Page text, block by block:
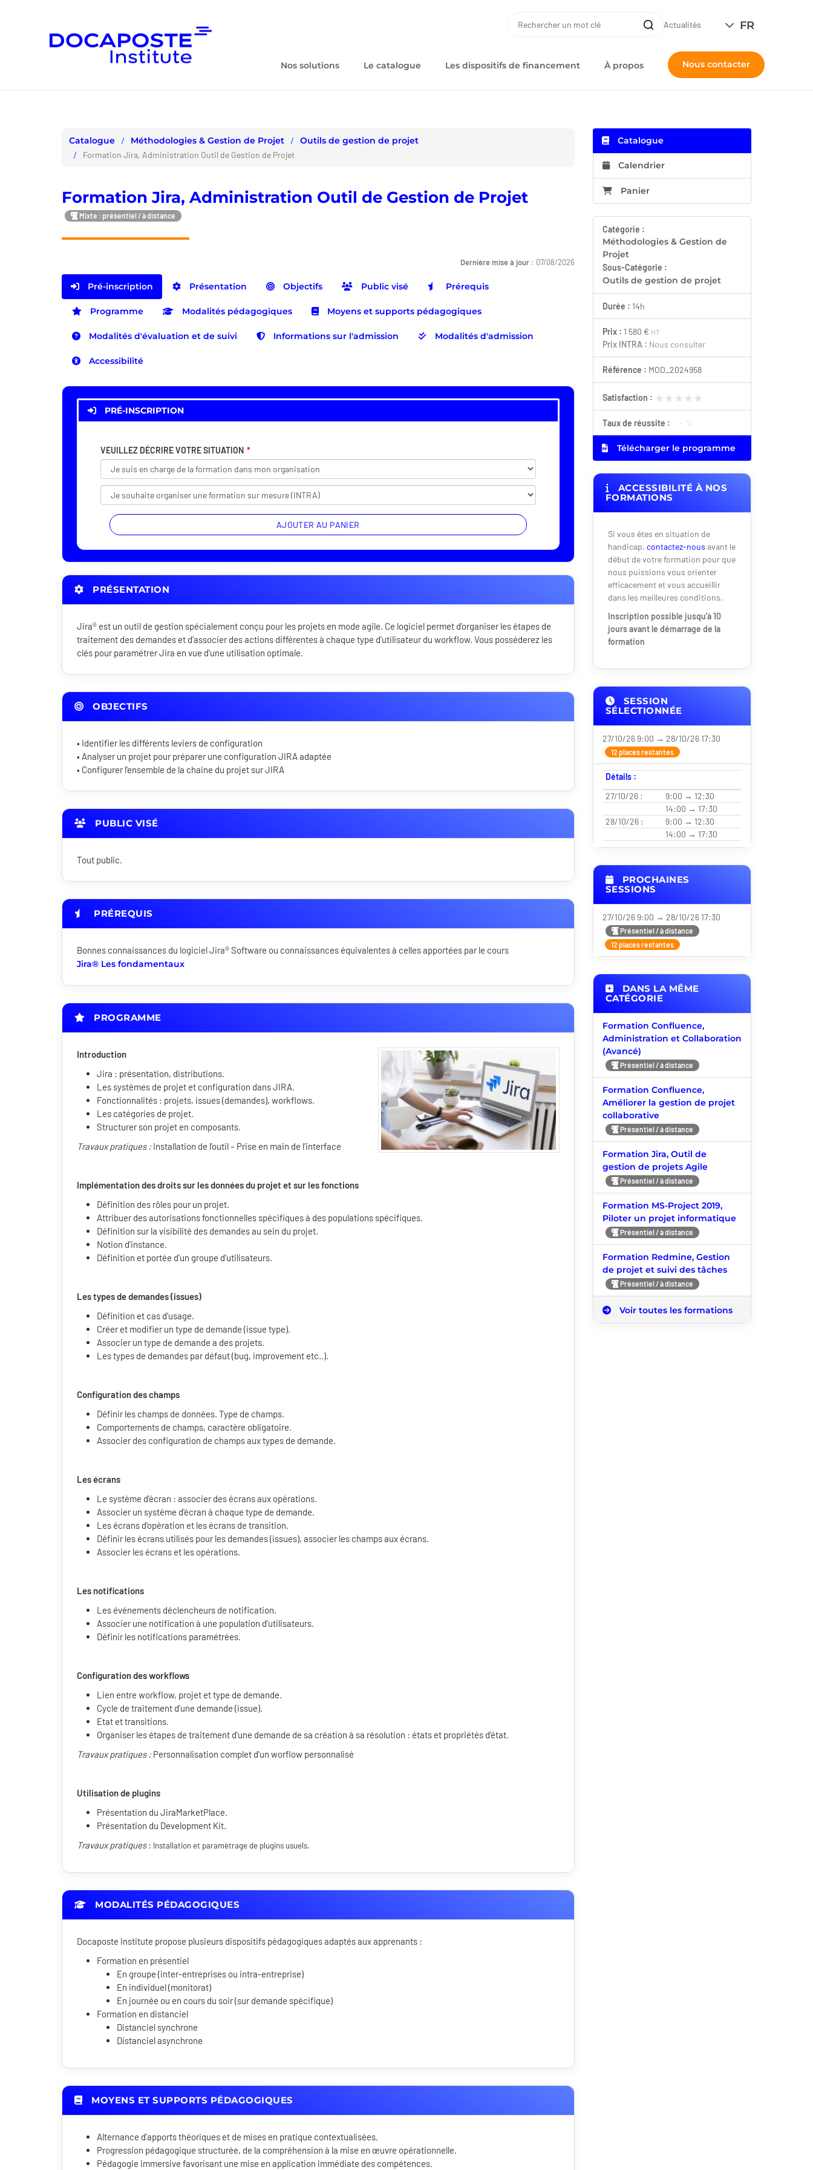
FR
RECHERCHE Recherche
Actualités
Nos solutions Le catalogue Les dispositifs de financement À propos Nous contacter
Catalogue Méthodologies & Gestion de Projet Outils de gestion de projet
Formation Jira, Administration Outil de Gestion de Projet
Formation Jira, Administration Outil de Gestion de Projet
Mixte : présentiel / à distance
Dernière mise à jour : 07/08/2026
Pré-inscription Présentation Objectifs Public visé Prérequis
Programme Modalités pédagogiques Moyens et supports pédagogiques
Modalités d'évaluation et de suivi Informations sur l'admission Modalités d'admission
Accessibilité
PRÉ-INSCRIPTION
VEUILLEZ DÉCRIRE VOTRE SITUATION
AJOUTER AU PANIER
PRÉSENTATION
Jira® est un outil de gestion spécialement conçu pour les projets en mode agile. Ce logiciel permet d'organiser les étapes de
traitement des demandes et d'associer des actions différentes à chaque type d'utilisateur du workflow. Vous posséderez les
clés pour paramétrer Jira en vue d'une utilisation optimale.
OBJECTIFS
• Identifier les différents leviers de configuration
• Analyser un projet pour préparer une configuration JIRA adaptée
• Configurer l'ensemble de la chaine du projet sur JIRA
PUBLIC VISÉ
Tout public.
PRÉREQUIS
Bonnes connaissances du logiciel Jira® Software ou connaissances équivalentes à celles apportées par le cours
Jira® Les fondamentaux
PROGRAMME
Introduction
Jira : présentation, distributions.
Les systèmes de projet et configuration dans JIRA.
Fonctionnalités : projets, issues (demandes), workflows.
Les catégories de projet.
Structurer son projet en composants.
Travaux pratiques : Installation de l'outil – Prise en main de l'interface
Implémentation des droits sur les données du projet et sur les fonctions
Définition des rôles pour un projet.
Attribuer des autorisations fonctionnelles spécifiques à des populations spécifiques.
Définition sur la visibilité des demandes au sein du projet.
Notion d'instance.
Définition et portée d'un groupe d'utilisateurs.
Les types de demandes (issues)
Définition et cas d'usage.
Créer et modifier un type de demande (issue type).
Associer un type de demande a des projets.
Les types de demandes par défaut (bug, improvement etc..).
Configuration des champs
Définir les champs de données. Type de champs.
Comportements de champs, caractère obligatoire.
Associer des configuration de champs aux types de demande.
Les écrans
Le système d'écran : associer des écrans aux opérations.
Associer un système d'écran à chaque type de demande.
Les écrans d'opération et les écrans de transition.
Définir les écrans utilisés pour les demandes (issues), associer les champs aux écrans.
Associer les écrans et les opérations.
Les notifications
Les événements déclencheurs de notification.
Associer une notification à une population d'utilisateurs.
Définir les notifications paramétrées.
Configuration des workflows
Lien entre workflow, projet et type de demande.
Cycle de traitement d'une demande (issue).
Etat et transitions.
Organiser les étapes de traitement d'une demande de sa création à sa résolution : états et propriétés d'état.
Travaux pratiques : Personnalisation complet d'un worflow personnalisé
Utilisation de plugins
Présentation du JiraMarketPlace.
Présentation du Development Kit.
Travaux pratiques: Installation et paramètrage de plugins usuels.
MODALITÉS PÉDAGOGIQUES
Docaposte Institute propose plusieurs dispositifs pédagogiques adaptés aux apprenants :
Formation en présentiel
En groupe (inter-entreprises ou intra-entreprise)
En individuel (monitorat)
En journée ou en cours du soir (sur demande spécifique)
Formation en distanciel
Distanciel synchrone
Distanciel asynchrone
MOYENS ET SUPPORTS PÉDAGOGIQUES
Alternance d'apports théoriques et de mises en pratique contextualisées.
Progression pédagogique structurée, de la compréhension à la mise en œuvre opérationnelle.
Pédagogie immersive favorisant une mise en application immédiate des compétences.
Catalogue
Calendrier
Panier
Catégorie :
Méthodologies & Gestion de
Projet
Sous-Catégorie :
Outils de gestion de projet
Durée : 14h
Prix : 1 580 € HT
Prix INTRA : Nous consulter
Référence : MOD_2024958
Satisfaction : ★★★★★
★★★★★
Taux de réussite : - %
Télécharger le programme
ACCESSIBILITÉ À NOS
FORMATIONS
Si vous êtes en situation de
handicap, contactez-nous avant le
début de votre formation pour que
nous puissions vous orienter
efficacement et vous accueillir
dans les meilleures conditions.
Inscription possible jusqu'à 10
jours avant le démarrage de la
formation
SESSION
SÉLECTIONNÉE
27/10/26 9:00 → 28/10/26 17:30
12 places restantes
Détails :
27/10/26 :
9:00 → 12:30
14:00 → 17:30
28/10/26 :
9:00 → 12:30
14:00 → 17:30
PROCHAINES
SESSIONS
27/10/26 9:00 → 28/10/26 17:30
Présentiel / à distance
12 places restantes
DANS LA MÊME
CATÉGORIE
Formation Confluence,
Administration et Collaboration
(Avancé)
Présentiel / à distance
Formation Confluence,
Améliorer la gestion de projet
collaborative
Présentiel / à distance
Formation Jira, Outil de
gestion de projets Agile
Présentiel / à distance
Formation MS-Project 2019,
Piloter un projet informatique
Présentiel / à distance
Formation Redmine, Gestion
de projet et suivi des tâches
Présentiel / à distance
Voir toutes les formations